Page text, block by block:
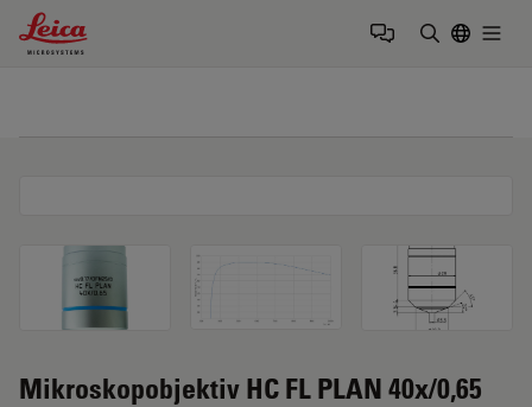
Leica Microsystems Logo
Mikroskopobjektiv HC FL PLAN 40x/0,65